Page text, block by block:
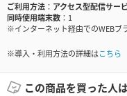
ご利用方法
アクセス型配信サー
同時使用端末数
1
※インターネット経由でのWEBブ
※導入・利用方法の詳細はこちら
この商品を買った人